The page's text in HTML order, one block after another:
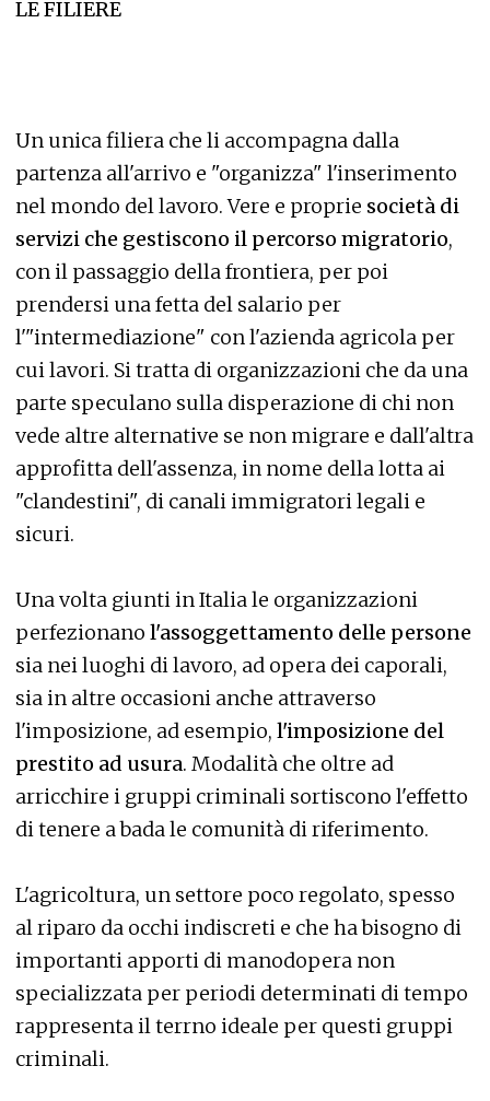
LE FILIERE
Un unica filiera che li accompagna dalla
partenza all'arrivo e "organizza" l'inserimento
nel mondo del lavoro. Vere e proprie società di
servizi che gestiscono il percorso migratorio,
con il passaggio della frontiera, per poi
prendersi una fetta del salario per
l'"intermediazione" con l'azienda agricola per
cui lavori. Si tratta di organizzazioni che da una
parte speculano sulla disperazione di chi non
vede altre alternative se non migrare e dall'altra
approfitta dell'assenza, in nome della lotta ai
"clandestini", di canali immigratori legali e
sicuri.
Una volta giunti in Italia le organizzazioni
perfezionano l'assoggettamento delle persone
sia nei luoghi di lavoro, ad opera dei caporali,
sia in altre occasioni anche attraverso
l'imposizione, ad esempio, l'imposizione del
prestito ad usura. Modalità che oltre ad
arricchire i gruppi criminali sortiscono l'effetto
di tenere a bada le comunità di riferimento.
L'agricoltura, un settore poco regolato, spesso
al riparo da occhi indiscreti e che ha bisogno di
importanti apporti di manodopera non
specializzata per periodi determinati di tempo
rappresenta il terrno ideale per questi gruppi
criminali.